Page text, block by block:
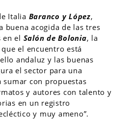
Italia Baranco y López,
buena acogida de las tres
en el Salón de Bolonia, la
el encuentro está
andaluz y las buenas
el sector para una
sumar con propuestas
y autores con talento y
en un registro
y muy ameno”.